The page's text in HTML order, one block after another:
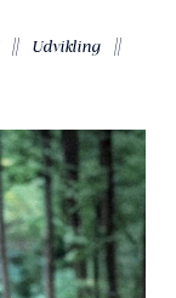
|| Udvikling ||